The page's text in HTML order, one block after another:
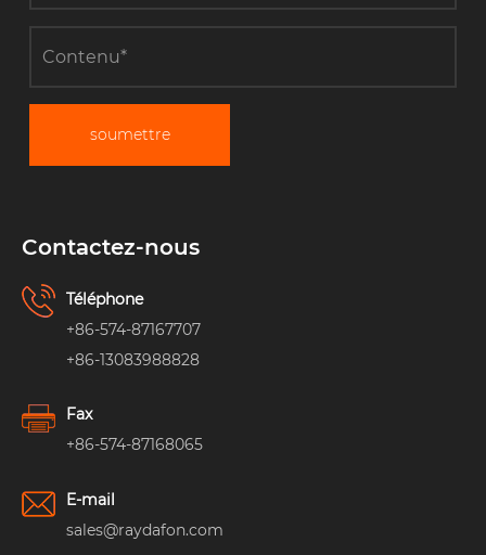
soumettre
Contactez-nous
Téléphone
+86-574-87167707
+86-13083988828
Fax
+86-574-87168065
E-mail
sales@raydafon.com